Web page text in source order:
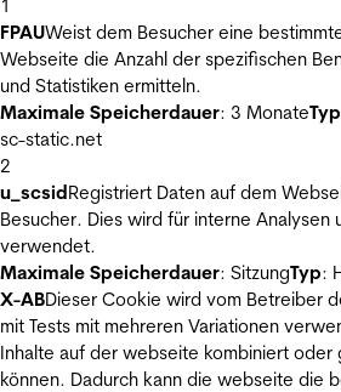
1
FPAUWeist dem Besucher eine
Webseite die Anzahl der spezifischen
und Statistiken ermitteln.
Maximale Speicherdauer: 3 MonateTyp
sc-static.net
2
u_scsidRegistriert Daten auf dem
Besucher. Dies wird für interne
verwendet.
Maximale Speicherdauer: SitzungTyp:
X-ABDieser Cookie wird vom Betreiber
mit Tests mit mehreren Variationen
Inhalte auf der webseite kombiniert
können. Dadurch kann die webseite die